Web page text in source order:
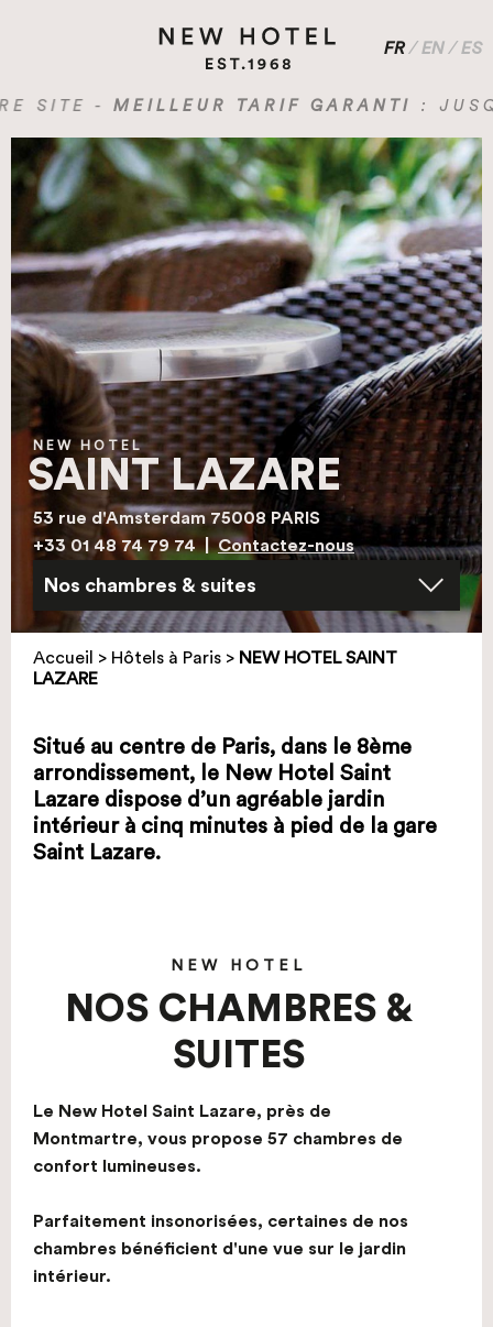
FR / EN / ES
- MEILLEUR TARIF GARANTI: JUSQU'A
NEW HOTEL
SAINT LAZARE
53 rue d'Amsterdam 75008 PARIS
+33 01 48 74 79 74| Contactez-nous
Accueil > Hôtels à Paris > NEW HOTEL SAINT
LAZARE
Situé au centre de Paris, dans le 8ème
arrondissement, le New Hotel Saint
Lazare dispose d’un agréable jardin
intérieur à cinq minutes à pied de la gare
Saint Lazare.
NEW HOTEL
NOS CHAMBRES &
SUITES
Le New Hotel Saint Lazare, près de
Montmartre, vous propose 57 chambres de
confort lumineuses.
Parfaitement insonorisées, certaines de nos
chambres bénéficient d'une vue sur le jardin
intérieur.